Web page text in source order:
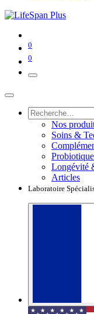
0
0
Nos
Soins &
Longévité
Articles
Laboratoire